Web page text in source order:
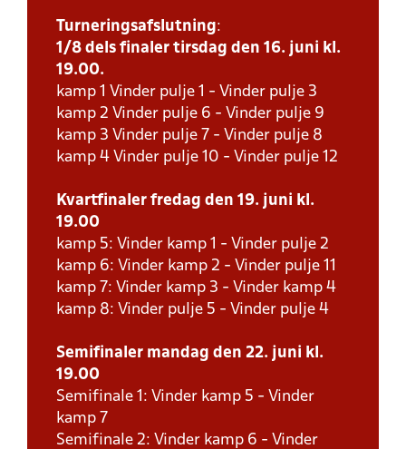
Turneringsafslutning:
1/8 dels finaler tirsdag den 16. juni kl.
19.00.
kamp 1 Vinder pulje 1 - Vinder pulje 3
kamp 2 Vinder pulje 6 - Vinder pulje 9
kamp 3 Vinder pulje 7 - Vinder pulje 8
kamp 4 Vinder pulje 10 - Vinder pulje 12
Kvartfinaler fredag den 19. juni kl.
19.00
kamp 5: Vinder kamp 1 - Vinder pulje 2
kamp 6: Vinder kamp 2 - Vinder pulje 11
kamp 7: Vinder kamp 3 - Vinder kamp 4
kamp 8: Vinder pulje 5 - Vinder pulje 4
Semifinaler mandag den 22. juni kl.
19.00
Semifinale 1: Vinder kamp 5 - Vinder
kamp 7
Semifinale 2: Vinder kamp 6 - Vinder